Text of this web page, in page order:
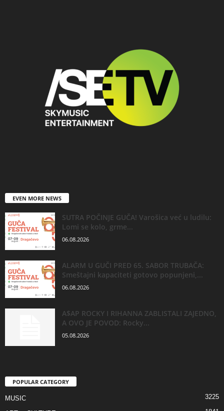
EVEN MORE NEWS
SUTRA POČINJE GUČA! Varošica već u ludilu:
Lomi se kolo, grme...
06.08.2026
ALARM U GUČI PRED 65. SABOR TRUBAČA:
Smeštajni kapaciteti gotovo popunjeni,...
06.08.2026
A$AP ROCKY I RIHANNA ZABLISTALI ZAJEDNO,
A OVO JE POVOD: Rocky...
05.08.2026
POPULAR CATEGORY
MUSIC 3225